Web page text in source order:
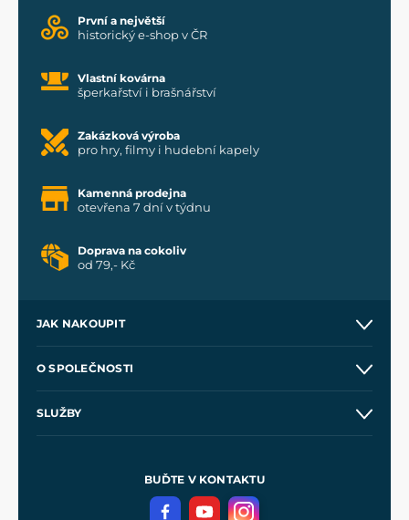
První a největší
historický e-shop v ČR
Vlastní kovárna
šperkařství i brašnářství
Zakázková výroba
pro hry, filmy i hudební kapely
Kamenná prodejna
otevřena 7 dní v týdnu
Doprava na cokoliv
od 79,- Kč
JAK NAKOUPIT
Velkoobchod
O SPOLEČNOSTI
SLUŽBY
Meče pro Kingdom Come
BUĎTE V KONTAKTU